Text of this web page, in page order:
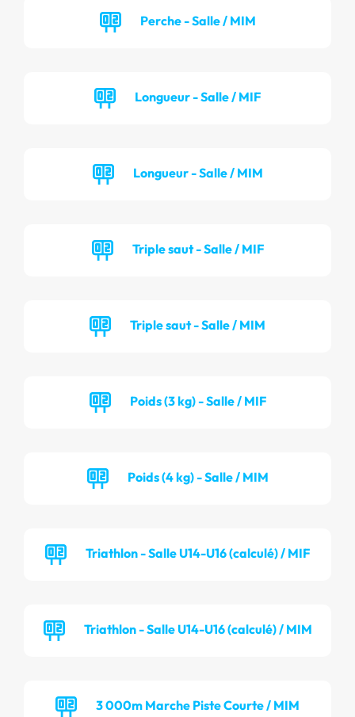
Perche - Salle / MIM
Longueur - Salle / MIF
Longueur - Salle / MIM
Triple saut - Salle / MIF
Triple saut - Salle / MIM
Poids (3 kg) - Salle / MIF
Poids (4 kg) - Salle / MIM
Triathlon - Salle U14-U16 (calculé) / MIF
Triathlon - Salle U14-U16 (calculé) / MIM
3 000m Marche Piste Courte / MIM